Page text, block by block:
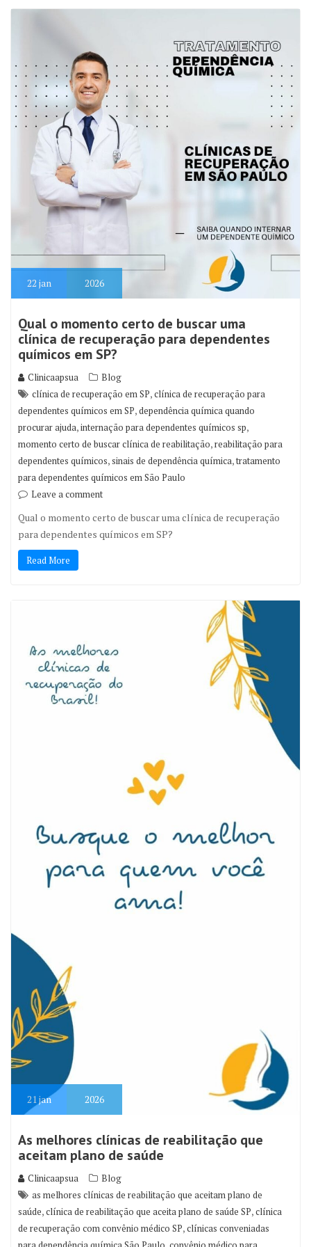
22 jan 2026
Qual o momento certo de buscar uma
clínica de recuperação para dependentes
químicos em SP?
Clinicaapsua
Blog
clínica de recuperação em SP,clínica de recuperação para
dependentes químicos em SP,dependência química quando
procurar ajuda,internação para dependentes químicos sp,
momento certo de buscar clínica de reabilitação,reabilitação para
dependentes químicos,sinais de dependência química,tratamento
para dependentes químicos em São Paulo
Leave a comment
Qual o momento certo de buscar uma clínica de recuperação
para dependentes químicos em SP?
Read More
21jan 2026
As melhores clínicas de reabilitação que
aceitam plano de saúde
Clinicaapsua
Blog
as melhores clínicas de reabilitação que aceitam plano de
saúde,clínica de reabilitação que aceita plano de saúde SP,clínica
de recuperação com convênio médico SP,clínicas conveniadas